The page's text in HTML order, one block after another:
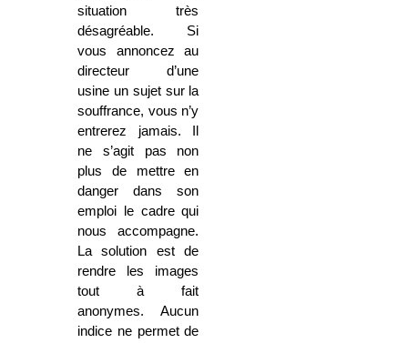
situation très
désagréable. Si
vous annoncez au
directeur d’une
usine un sujet sur la
souffrance, vous n’y
entrerez jamais. Il
ne s’agit pas non
plus de mettre en
danger dans son
emploi le cadre qui
nous accompagne.
La solution est de
rendre les images
tout à fait
anonymes. Aucun
indice ne permet de